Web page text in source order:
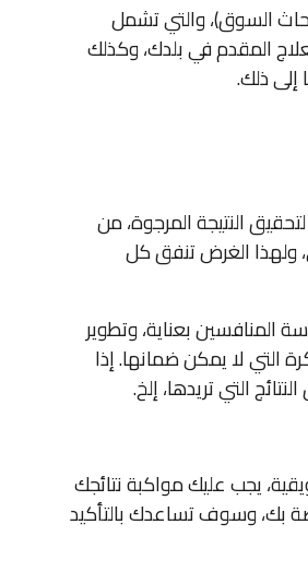
السوق)، والتي تشمل
المقدم في بلدك، وكذلك
ذلك.
النتيجة المرجوة، من
ولهذا الغرض تنفق كل
المنافسين بعناية، وتطوير
التي لا يمكن ضمانها. إذا
التي تريدها، إلخ.
يجب عليك مواكبة نتائجك
بك، وسوف تساعدك بالتأكيد